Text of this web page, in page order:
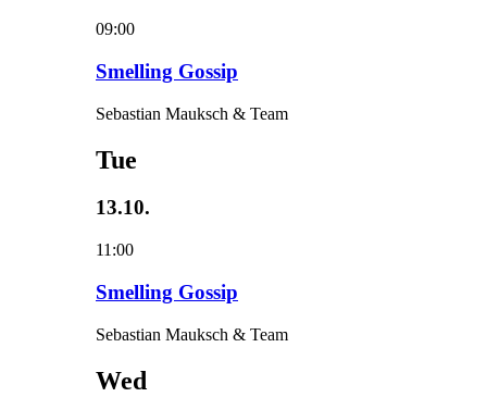
09:00
Smelling Gossip
Sebastian Mauksch & Team
Tue
13.10.
11:00
Smelling Gossip
Sebastian Mauksch & Team
Wed